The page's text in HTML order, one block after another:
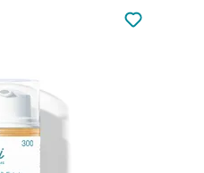
zu den
zu Ihren